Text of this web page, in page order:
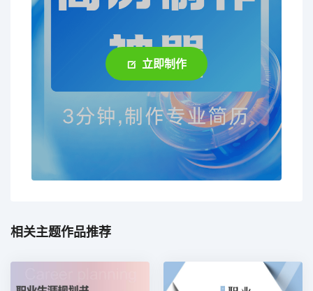
立即制作
相关主题作品推荐